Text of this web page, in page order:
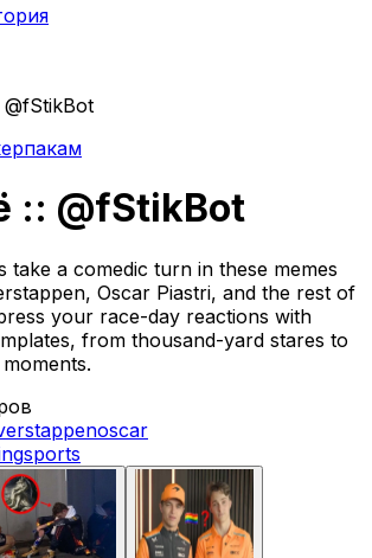
:: @fStikBot
take a comedic turn in these memes
Oscar Piastri, and the rest of
your race-day reactions with
from thousand-yard stares to
oscar
sports